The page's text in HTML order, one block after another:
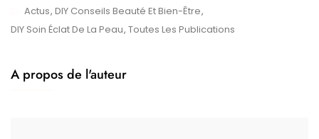
Actus, DIY Conseils Beauté Et Bien-Être,
DIY Soin Éclat De La Peau, Toutes Les Publications
A propos de l'auteur